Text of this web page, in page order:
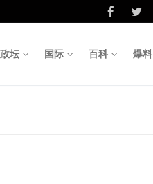
政坛 国际 百科 爆料